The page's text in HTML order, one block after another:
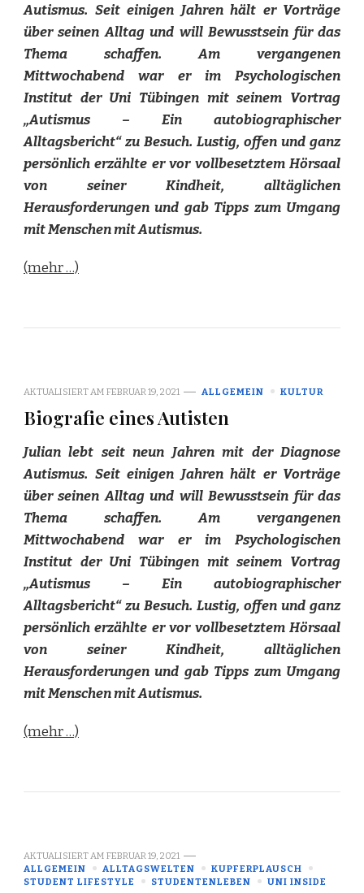
Autismus. Seit einigen Jahren hält er Vorträge
über seinen Alltag und will Bewusstsein für das
Thema schaffen. Am vergangenen
Mittwochabend war er im Psychologischen
Institut der Uni Tübingen mit seinem Vortrag
„Autismus – Ein autobiographischer
Alltagsbericht“ zu Besuch. Lustig, offen und ganz
persönlich erzählte er vor vollbesetztem Hörsaal
von seiner Kindheit, alltäglichen
Herausforderungen und gab Tipps zum Umgang
mit Menschen mit Autismus.
(mehr …)
AKTUALISIERT AM FEBRUAR 19, 2021 ALLGEMEIN KULTUR
Biografie eines Autisten
Julian lebt seit neun Jahren mit der Diagnose
Autismus. Seit einigen Jahren hält er Vorträge
über seinen Alltag und will Bewusstsein für das
Thema schaffen. Am vergangenen
Mittwochabend war er im Psychologischen
Institut der Uni Tübingen mit seinem Vortrag
„Autismus – Ein autobiographischer
Alltagsbericht“ zu Besuch. Lustig, offen und ganz
persönlich erzählte er vor vollbesetztem Hörsaal
von seiner Kindheit, alltäglichen
Herausforderungen und gab Tipps zum Umgang
mit Menschen mit Autismus.
(mehr …)
AKTUALISIERT AM FEBRUAR 19, 2021
ALLGEMEIN
ALLTAGSWELTEN
KUPFERPLAUSCH
STUDENT LIFESTYLE
STUDENTENLEBEN UNI INSIDE